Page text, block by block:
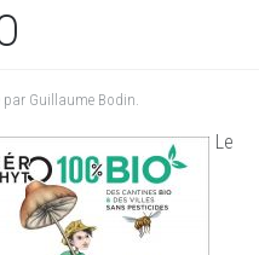
par Guillaume Bodin.
Le